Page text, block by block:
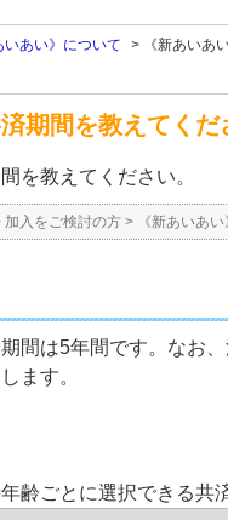
いあい》について >
《新あいあ
済期間を教えてくだ
を教えてください。
加入をご検討の方 > 《新あいあ
期間は5年間です。なお
ます。
齢ごとに選択できる共